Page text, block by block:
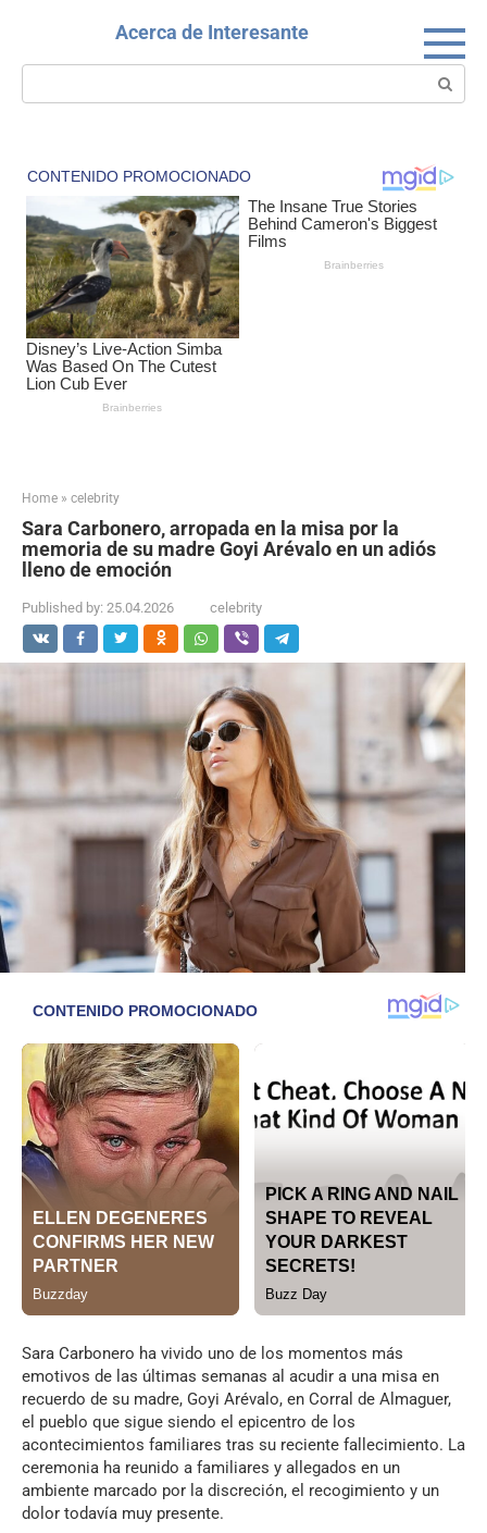
Acerca de Interesante
Search:
Home » celebrity
Sara Carbonero, arropada en la misa por la
memoria de su madre Goyi Arévalo en un adiós
lleno de emoción
Published by: 25.04.2026 celebrity
Sara Carbonero ha vivido uno de los momentos más
emotivos de las últimas semanas al acudir a una misa en
recuerdo de su madre, Goyi Arévalo, en Corral de Almaguer,
el pueblo que sigue siendo el epicentro de los
acontecimientos familiares tras su reciente fallecimiento. La
ceremonia ha reunido a familiares y allegados en un
ambiente marcado por la discreción, el recogimiento y un
dolor todavía muy presente.